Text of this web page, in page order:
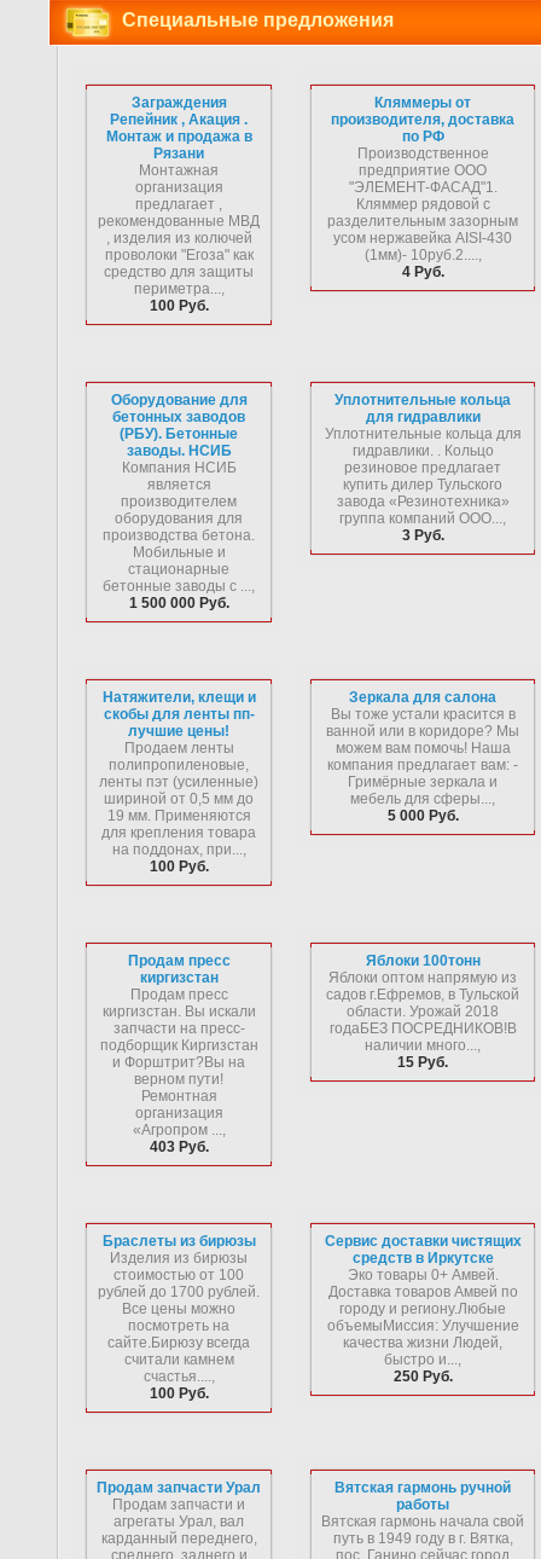
Специальные предложения
Заграждения
Репейник , Акация .
Монтаж и продажа в
Рязани
Монтажная
организация
предлагает ,
рекомендованные МВД
, изделия из колючей
проволоки "Егоза" как
средство для защиты
периметра...,
100 Руб.
Кляммеры от
производителя, доставка
по РФ
Производственное
предприятие ООО
"ЭЛЕМЕНТ-ФАСАД"1.
Кляммер рядовой с
разделительным зазорным
усом нержавейка AISI-430
(1мм)- 10руб.2....,
4 Руб.
Оборудование для
бетонных заводов
(РБУ). Бетонные
заводы. НСИБ
Компания НСИБ
является
производителем
оборудования для
производства бетона.
Мобильные и
стационарные
бетонные заводы с ...,
1 500 000 Руб.
Уплотнительные кольца
для гидравлики
Уплотнительные кольца для
гидравлики. . Кольцо
резиновое предлагает
купить дилер Тульского
завода «Резинотехника»
группа компаний ООО...,
3 Руб.
Натяжители, клещи и
скобы для ленты пп-
лучшие цены!
Продаем ленты
полипропиленовые,
ленты пэт (усиленные)
шириной от 0,5 мм до
19 мм. Применяются
для крепления товара
на поддонах, при...,
100 Руб.
Зеркала для салона
Вы тоже устали красится в
ванной или в коридоре? Мы
можем вам помочь! Наша
компания предлагает вам: -
Гримёрные зеркала и
мебель для сферы...,
5 000 Руб.
Продам пресс
киргизстан
Продам пресс
киргизстан. Вы искали
запчасти на пресс-
подборщик Киргизстан
и Форштрит?Вы на
верном пути!
Ремонтная
организация
«Агропром ...,
403 Руб.
Яблоки 100тонн
Яблоки оптом напрямую из
садов г.Ефремов, в Тульской
области. Урожай 2018
годаБЕЗ ПОСРЕДНИКОВ!В
наличии много...,
15 Руб.
Браслеты из бирюзы
Изделия из бирюзы
стоимостью от 100
рублей до 1700 рублей.
Все цены можно
посмотреть на
сайте.Бирюзу всегда
считали камнем
счастья....,
100 Руб.
Сервис доставки чистящих
средств в Иркутске
Эко товары 0+ Амвей.
Доставка товаров Амвей по
городу и региону.Любые
объемыМиссия: Улучшение
качества жизни Людей,
быстро и...,
250 Руб.
Продам запчасти Урал
Продам запчасти и
агрегаты Урал, вал
карданный переднего,
среднего, заднего и
Вятская гармонь ручной
работы
Вятская гармонь начала свой
путь в 1949 году в г. Вятка,
пос. Ганино сейчас город